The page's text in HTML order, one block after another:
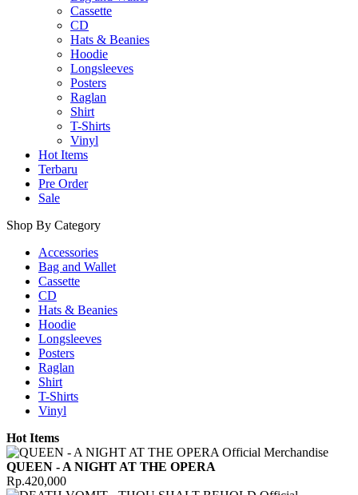
Cassette
CD
Hats & Beanies
Hoodie
Longsleeves
Posters
Raglan
Shirt
T-Shirts
Vinyl
Hot Items
Terbaru
Pre Order
Sale
Shop By Category
Accessories
Bag and Wallet
Cassette
CD
Hats & Beanies
Hoodie
Longsleeves
Posters
Raglan
Shirt
T-Shirts
Vinyl
Hot Items
QUEEN - A NIGHT AT THE OPERA
Rp.420,000